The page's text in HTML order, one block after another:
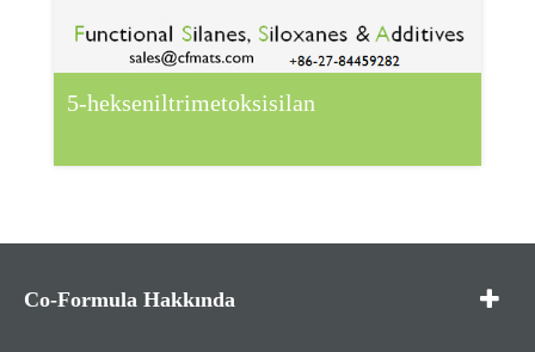
5-hekseniltrimetoksisilan
Co-Formula Hakkında